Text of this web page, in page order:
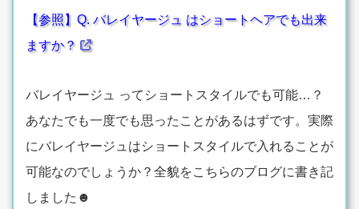
【参照】Q. バレイヤージュ はショートヘアでも出来
ますか？
バレイヤージュ ってショートスタイルでも可能…？
あなたでも一度でも思ったことがあるはずです。実際
にバレイヤージュはショートスタイルで入れることが
可能なのでしょうか？全貌をこちらのブログに書き記
しました☻